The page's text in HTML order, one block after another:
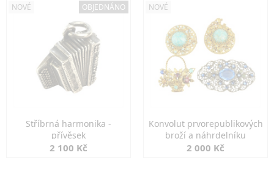
NOVÉ OBJEDNÁNO
Stříbrná harmonika -
přívěsek
2 100 Kč
NOVÉ
Konvolut prvorepublikových
broží a náhrdelníku
2 000 Kč